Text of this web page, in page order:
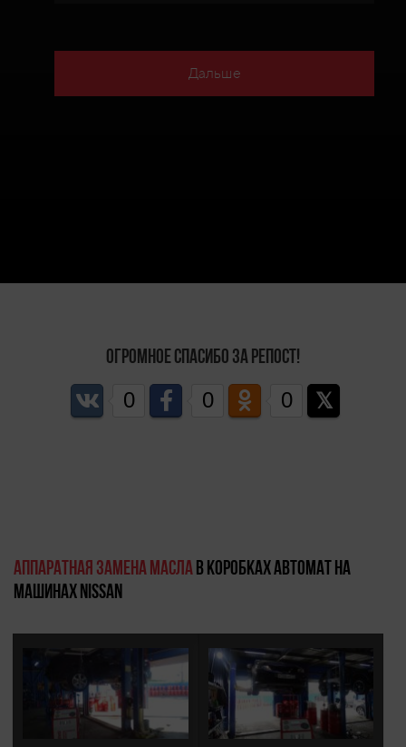
Дальше
Огромное спасибо за репост!
0 0 0
Аппаратная замена маслав коробках автомат на
машинах Nissan